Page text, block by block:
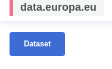
data.europa.eu
Dataset